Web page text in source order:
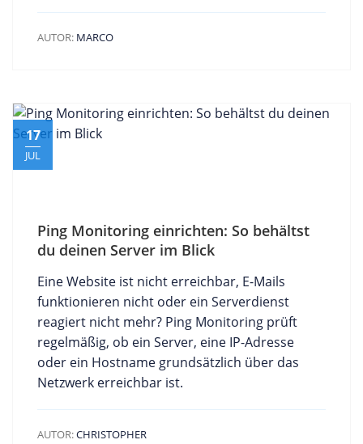
AUTOR: MARCO
17
JUL
Ping Monitoring einrichten: So behältst
du deinen Server im Blick
Eine Website ist nicht erreichbar, E-Mails
funktionieren nicht oder ein Serverdienst
reagiert nicht mehr? Ping Monitoring prüft
regelmäßig, ob ein Server, eine IP-Adresse
oder ein Hostname grundsätzlich über das
Netzwerk erreichbar ist.
AUTOR:CHRISTOPHER